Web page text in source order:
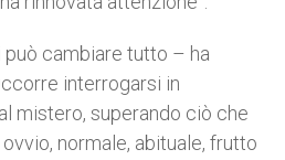
può cambiare tutto – ha
interrogarsi in
mistero, superando ciò che
normale, abituale, frutto